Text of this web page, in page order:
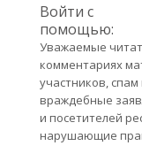
Войти с
помощью:
Уважаемые
комментариях
участников, спам
враждебные
и посетителей
нарушающие